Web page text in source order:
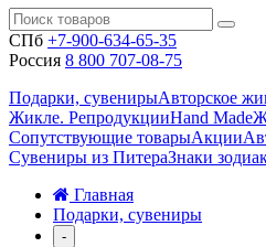
СПб +7-900-634-65-35
Россия 8 800 707-08-75
Подарки, сувенирыАвторское
Жикле. РепродукцииHand Made
Сопутствующие товарыАкции
Сувениры из ПитераЗнаки
Главная
Подарки, сувениры
-